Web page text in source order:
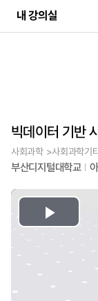
내 강의실
빅데이터 기반
사회과학 >사회과학기
부산디지털대학교
Play
Video